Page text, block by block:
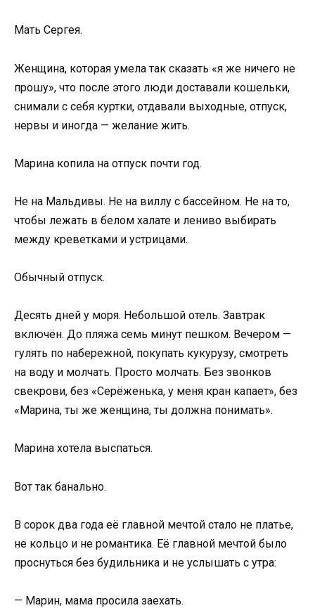
Мать Сергея.
Женщина, которая умела так сказать «я же ничего не
прошу», что после этого люди доставали кошельки,
снимали с себя куртки, отдавали выходные, отпуск,
нервы и иногда — желание жить.
Марина копила на отпуск почти год.
Не на Мальдивы. Не на виллу с бассейном. Не на то,
чтобы лежать в белом халате и лениво выбирать
между креветками и устрицами.
Обычный отпуск.
Десять дней у моря. Небольшой отель. Завтрак
включён. До пляжа семь минут пешком. Вечером —
гулять по набережной, покупать кукурузу, смотреть
на воду и молчать. Просто молчать. Без звонков
свекрови, без «Серёженька, у меня кран капает», без
«Марина, ты же женщина, ты должна понимать».
Марина хотела выспаться.
Вот так банально.
В сорок два года её главной мечтой стало не платье,
не кольцо и не романтика. Её главной мечтой было
проснуться без будильника и не услышать с утра:
— Марин, мама просила заехать.